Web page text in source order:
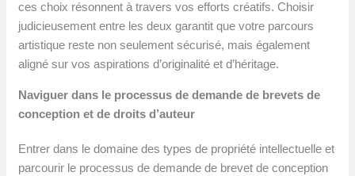
ces choix résonnent à travers vos efforts créatifs. Choisir
judicieusement entre les deux garantit que votre parcours
artistique reste non seulement sécurisé, mais également
aligné sur vos aspirations d’originalité et d’héritage.
Naviguer dans le processus de demande de brevets de
conception et de droits d’auteur
Entrer dans le domaine des types de propriété intellectuelle et
parcourir le processus de demande de brevet de conception